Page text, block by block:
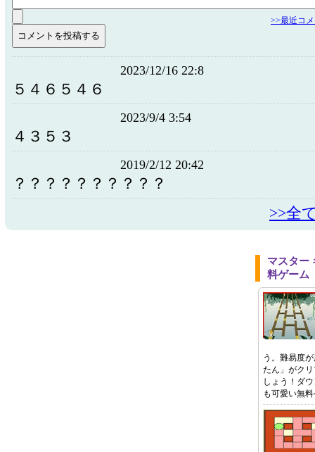
>>最近コ
2023/12/16 22:8
５４６５４６
2023/9/4 3:54
４３５３
2019/2/12 20:42
？？？？？？？？？？
>>全
マスター
料ゲーム
う。難易度
たん」がク
しょう！ダ
も可愛い無